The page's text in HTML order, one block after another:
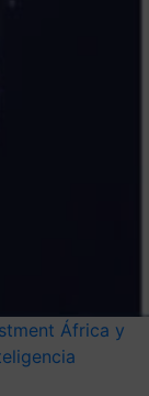
África y